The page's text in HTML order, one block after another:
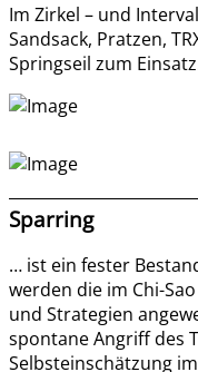
Im Zirkel – und
Sandsack, Pratzen,
Springseil zum
Sparring
… ist ein fester
werden die im Chi-
und Strategien
spontane Angriff des
Selbsteinschätzung